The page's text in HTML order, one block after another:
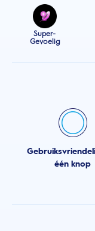
Super-
Gevoelig
één knop